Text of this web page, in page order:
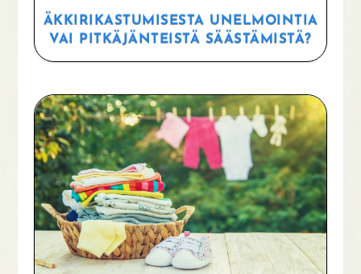
ÄKKIRIKASTUMISESTA UNELMOINTIA
VAI PITKÄJÄNTEISTÄ SÄÄSTÄMISTÄ?